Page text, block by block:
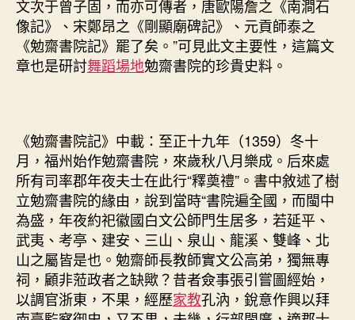
文次于曾子固，而亦可傳者，唐歐陽詹之《南澗石
像記》、宋鄭昂之《剛顯廟碑記》、元貢師泰之
《勉齋書院記》罷了矣。”可見此文主要性，這篇文
章也是研討舞蹈場地勉齋書院的珍貴史料。
《勉齋書院記》中載：至正十九年（1359）冬十
月，福州始作勉齋書院，來歲秋八月樂成。后來處
所有司率郡年夜夫士在此行“釋奠禮”。書中敘述了樹
立勉齋書院的緣由，說到當時“書院遍全國，而閩中
為盛，年夜約祀徽國白文公師門生居多，若延平、
武夷、考亭、建安、三山、泉山、龍溪、雙峰、北
山之屬皆是也。勉齋師長教師實文公高弟，獨無專
祠，顧非蒞政者之缺歟？昔者僉事張引嘗圖經始，
以調官浙東，不果，經歷家教孔汭，銳意作興以拜